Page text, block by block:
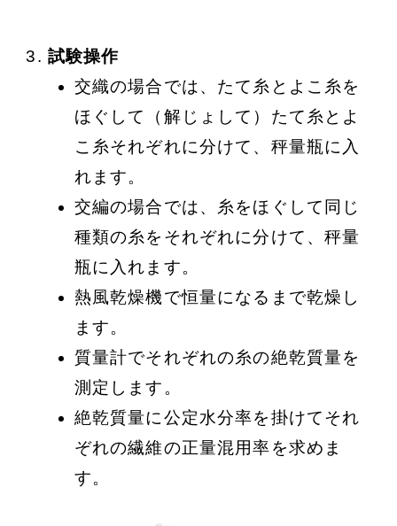
試験操作
交織の場合では、たて糸とよこ糸を
ほぐして（解じょして）たて糸とよ
こ糸それぞれに分けて、秤量瓶に入
れます。
交編の場合では、糸をほぐして同じ
種類の糸をそれぞれに分けて、秤量
瓶に入れます。
熱風乾燥機で恒量になるまで乾燥し
ます。
質量計でそれぞれの糸の絶乾質量を
測定します。
絶乾質量に公定水分率を掛けてそれ
ぞれの繊維の正量混用率を求めま
す。